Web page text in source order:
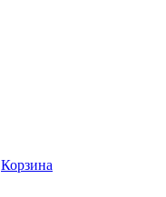
Корзина